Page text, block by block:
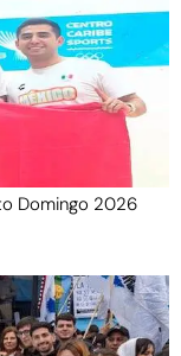
Domingo 2026